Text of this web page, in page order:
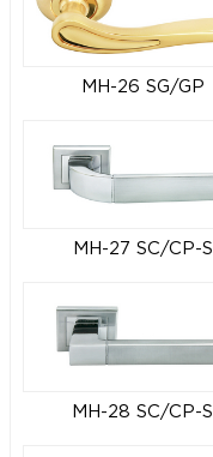
MH-26 SG/GP
MH-27 SC/CP-S
MH-28 SC/CP-S